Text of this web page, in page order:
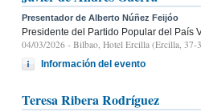
Presentador de Alberto Núñez Feijóo
Presidente del Partido Popular del País
04/03/2026 - Bilbao, Hotel Ercilla (Ercilla, 37-
Información del evento
Teresa Ribera Rodríguez